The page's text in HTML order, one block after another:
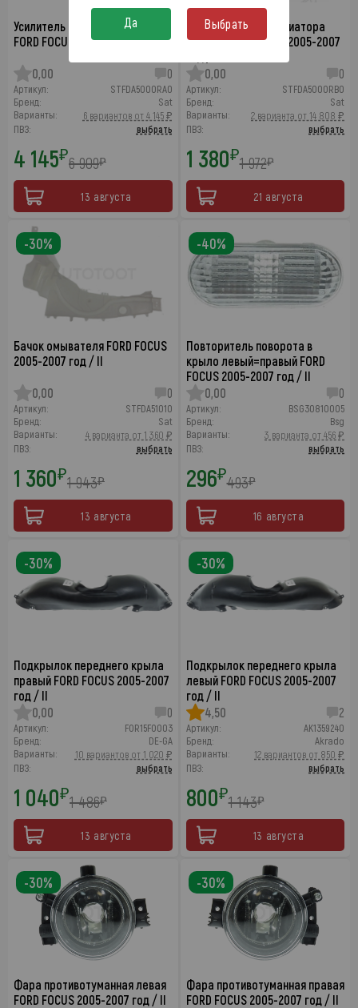
Усилитель переднего бампера
FORD FOCUS 2005-2007 год / II
0,00 0
Артикул:
STFDA5000RA0
Бренд:
Sat
Варианты:
6 вариантов от 4 145 ₽
ПВЗ:
выбрать
4 145₽6 909₽
13 августа
Балка суппорта радиатора
нижняя FORD FOCUS 2005-2007
0,00
0
Артикул:
STFDA5000RB0
Бренд:
Sat
Варианты:
2 варианта от 14 808 ₽
ПВЗ:
выбрать
1 380₽1 972₽
21 августа
Бачок омывателя FORD FOCUS
2005-2007 год / II
0,00 0
Артикул:
STFDA51010
Бренд:
Sat
Варианты:
4 варианта от 1 360 ₽
ПВЗ:
выбрать
1 360₽1 943₽
13 августа
-30%
Повторитель поворота в
крыло левый=правый FORD
FOCUS 2005-2007 год / II
0,00
0
Артикул:
BSG30810005
Бренд:
Bsg
Варианты:
3 варианта от 456 ₽
ПВЗ:
выбрать
296₽493₽
16 августа
-40%
Подкрылок переднего крыла
правый FORD FOCUS 2005-2007
год / II
0,00
0
Артикул:
FOR15FO003
Бренд:
DE-GA
Варианты:
10 вариантов от 1 020 ₽
ПВЗ:
выбрать
1 040₽1 486₽
13 августа
-30%
Подкрылок переднего крыла
левый FORD FOCUS 2005-2007
год / II
4,50
2
Артикул:
AK1359240
Бренд:
Akrado
Варианты:
12 вариантов от 850 ₽
ПВЗ:
выбрать
800₽1 143₽
13 августа
-30%
Фара противотуманная левая
FORD FOCUS 2005-2007 год / II
-30%
Фара противотуманная правая
FORD FOCUS 2005-2007 год / II
-30%
Да Выбрать